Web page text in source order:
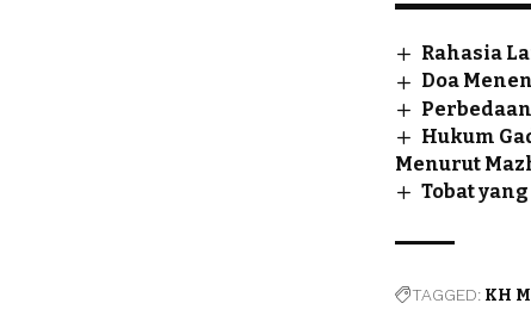
Rahasia
Doa
Hukum
Menurut
Tobat
TAGGED: KH